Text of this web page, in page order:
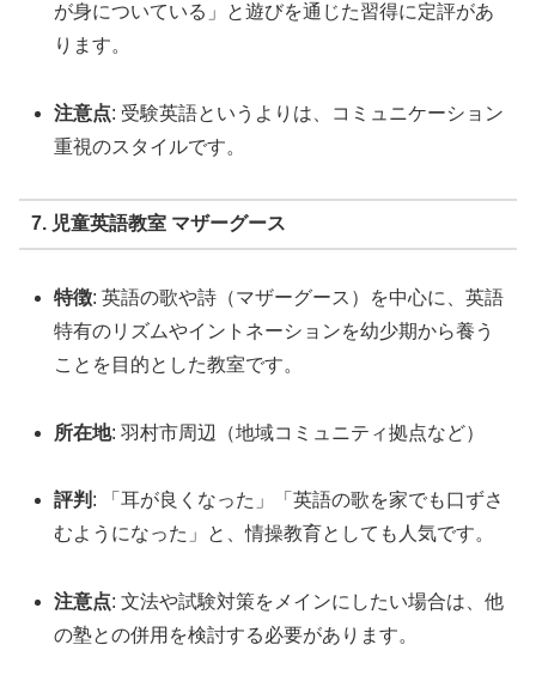
が身についている」と遊びを通じた習得に定評があ
ります。
注意点: 受験英語というよりは、コミュニケーション
重視のスタイルです。
7. 児童英語教室 マザーグース
特徴: 英語の歌や詩（マザーグース）を中心に、英語
特有のリズムやイントネーションを幼少期から養う
ことを目的とした教室です。
所在地: 羽村市周辺（地域コミュニティ拠点など）
評判 : 「耳が良くなった」「英語の歌を家でも口ずさ
むようになった」と、情操教育としても人気です。
注意点: 文法や試験対策をメインにしたい場合は、他
の塾との併用を検討する必要があります。